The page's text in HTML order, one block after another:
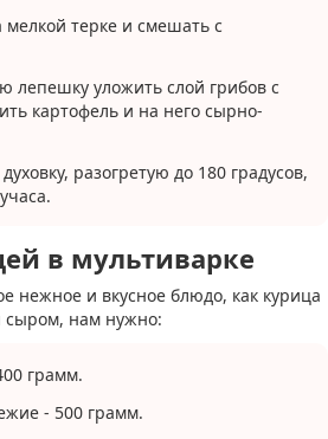
терке и смешать с
лепешку уложить слой грибов с
картофель и на него сырно-
разогретую до 180 градусов,
в мультиварке
нежное и вкусное блюдо, как курица
сыром, нам нужно:
грамм.
- 500 грамм.